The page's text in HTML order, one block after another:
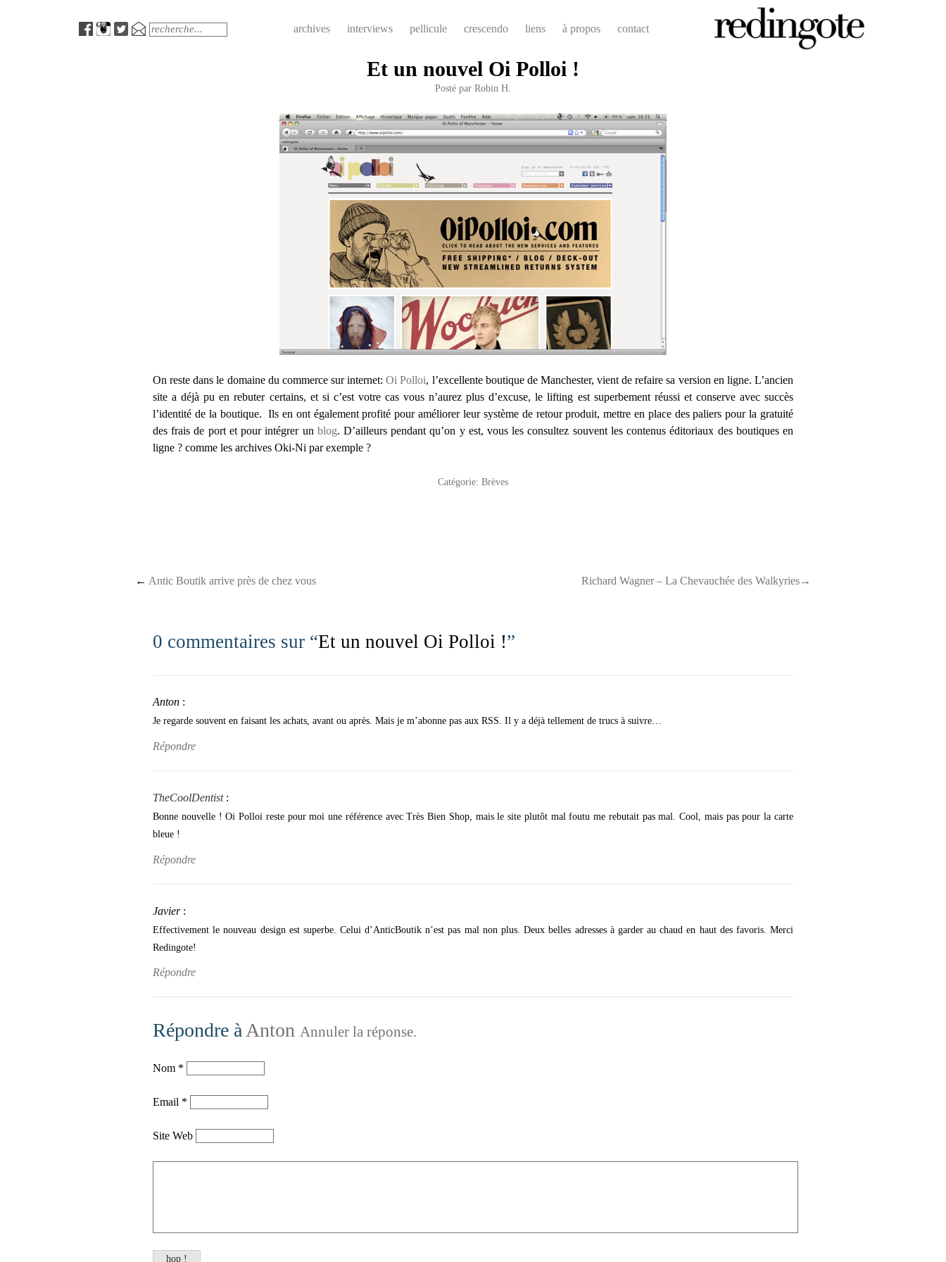
MenuSearch archives interviews pellicule crescendo liens à propos contact
Et un nouvel Oi Polloi !
Posté par Robin H.
On reste dans le domaine du commerce sur internet:Oi Polloi, l’excellente boutique de Manchester, vient de refaire sa version en ligne. L’ancien
site a déjà pu en rebuter certains, et si c’est votre cas vous n’aurez plus d’excuse, le lifting est superbement réussi et conserve avec succès
l’identité de la boutique. Ils en ont également profité pour améliorer leur système de retour produit, mettre en place des paliers pour la gratuité
des frais de port et pour intégrer un blog. D’ailleurs pendant qu’on y est, vous les consultez souvent les contenus éditoriaux des boutiques en
ligne ? comme les archives Oki-Ni par exemple ?
Catégorie: Brèves
Post navigation
← Antic Boutik arrive près de chez vous Richard Wagner – La Chevauchée des Walkyries→
0 commentaires sur “Et un nouvel Oi Polloi !”
Anton :
Je regarde souvent en faisant les achats, avant ou après. Mais je m’abonne pas aux RSS. Il y a déjà tellement de trucs à suivre…
Répondre
TheCoolDentist :
Bonne nouvelle ! Oi Polloi reste pour moi une référence avec Très Bien Shop, mais le site plutôt mal foutu me rebutait pas mal. Cool, mais pas pour la carte
bleue !
Répondre
Javier :
Effectivement le nouveau design est superbe. Celui d’AnticBoutik n’est pas mal non plus. Deux belles adresses à garder au chaud en haut des favoris. Merci
Redingote!
Répondre
Répondre à Anton Annuler la réponse.
Nom *
Email *
Site Web